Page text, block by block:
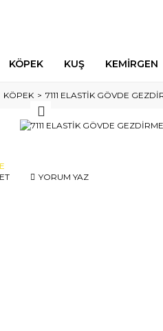
KÖPEK KUŞ KEMİRGEN
KÖPEK 7111 ELASTİK GÖVDE
YORUM YAZ